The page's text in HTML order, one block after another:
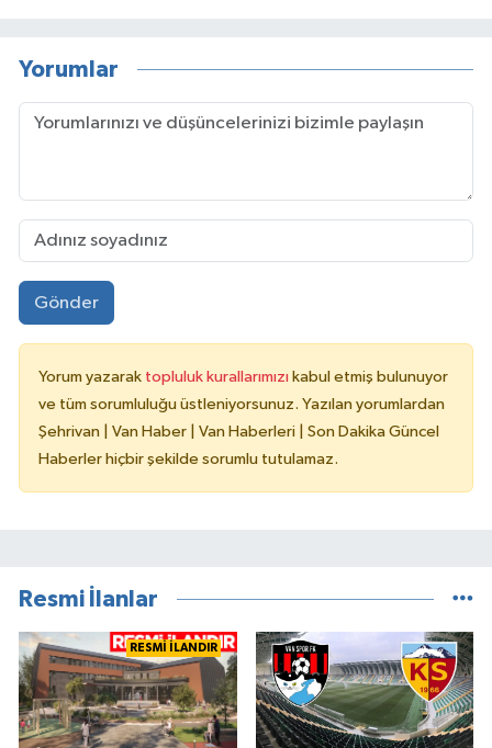
Yorumlar
Gönder
Yorum yazarak topluluk kurallarımızı kabul etmiş bulunuyor
ve tüm sorumluluğu üstleniyorsunuz. Yazılan yorumlardan
Şehrivan | Van Haber | Van Haberleri | Son Dakika Güncel
Haberler hiçbir şekilde sorumlu tutulamaz.
Resmi İlanlar
RESMİ İLANDIR